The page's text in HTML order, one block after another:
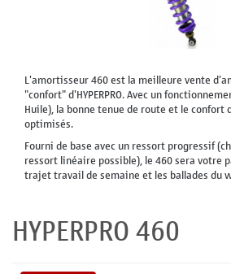
L'amortisseur 460 est la meilleure vente
"confort" d'HYPERPRO. Avec un
Huile), la bonne tenue de route et le confort
optimisés.
Fourni de base avec un ressort progressif
ressort linéaire possible), le 460 sera votre
trajet travail de semaine et les ballades du
HYPERPRO 460